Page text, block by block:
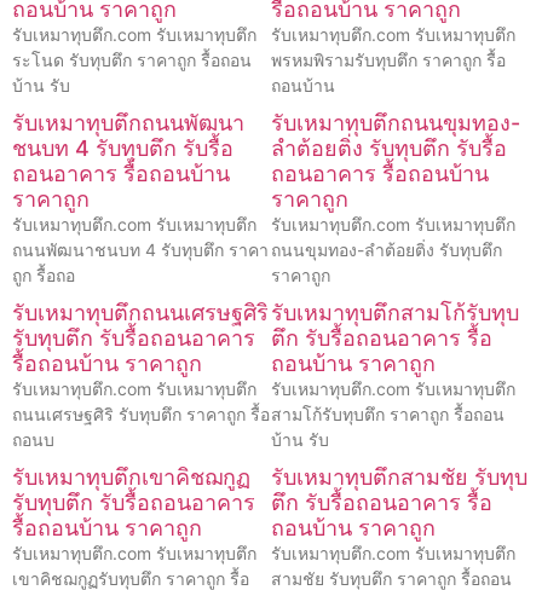
ถอนบ้าน ราคาถูก
รับเหมาทุบตึก.com รับเหมาทุบตึก
ระโนด รับทุบตึก ราคาถูก รื้อถอน
บ้าน รับ
รื้อถอนบ้าน ราคาถูก
รับเหมาทุบตึก.com รับเหมาทุบตึก
พรหมพิรามรับทุบตึก ราคาถูก รื้อ
ถอนบ้าน
รับเหมาทุบตึกถนนพัฒนา
ชนบท 4 รับทุบตึก รับรื้อ
ถอนอาคาร รื้อถอนบ้าน
ราคาถูก
รับเหมาทุบตึก.com รับเหมาทุบตึก
ถนนพัฒนาชนบท 4 รับทุบตึก ราคา
ถูก รื้อถอ
รับเหมาทุบตึกถนนขุมทอง-
ลำต้อยติ่ง รับทุบตึก รับรื้อ
ถอนอาคาร รื้อถอนบ้าน
ราคาถูก
รับเหมาทุบตึก.com รับเหมาทุบตึก
ถนนขุมทอง-ลำต้อยติ่ง รับทุบตึก
ราคาถูก
รับเหมาทุบตึกถนนเศรษฐศิริ
รับทุบตึก รับรื้อถอนอาคาร
รื้อถอนบ้าน ราคาถูก
รับเหมาทุบตึก.com รับเหมาทุบตึก
ถนนเศรษฐศิริ รับทุบตึก ราคาถูก รื้อ
ถอนบ
รับเหมาทุบตึกสามโก้รับทุบ
ตึก รับรื้อถอนอาคาร รื้อ
ถอนบ้าน ราคาถูก
รับเหมาทุบตึก.com รับเหมาทุบตึก
สามโก้รับทุบตึก ราคาถูก รื้อถอน
บ้าน รับ
รับเหมาทุบตึกเขาคิชฌกูฏ
รับทุบตึก รับรื้อถอนอาคาร
รื้อถอนบ้าน ราคาถูก
รับเหมาทุบตึก.com รับเหมาทุบตึก
เขาคิชฌกูฏรับทุบตึก ราคาถูก รื้อ
รับเหมาทุบตึกสามชัย รับทุบ
ตึก รับรื้อถอนอาคาร รื้อ
ถอนบ้าน ราคาถูก
รับเหมาทุบตึก.com รับเหมาทุบตึก
สามชัย รับทุบตึก ราคาถูก รื้อถอน